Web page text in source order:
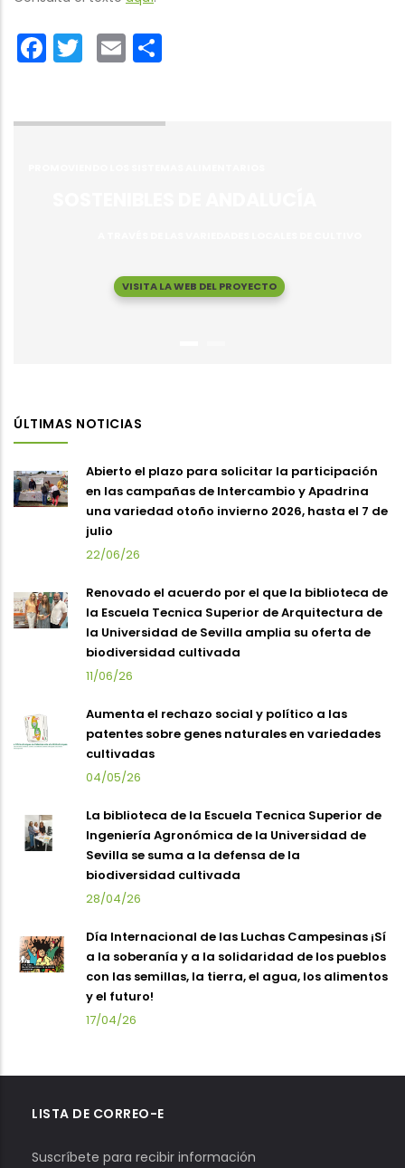
Facebook
Twitter
Email
VISITA LA WEB DEL PROYECTO
ÚLTIMAS NOTICIAS
Abierto el plazo para solicitar la participación
en las campañas de Intercambio y Apadrina
una variedad otoño invierno 2026, hasta el 7 de
julio
22/06/26
Renovado el acuerdo por el que la biblioteca de
la Escuela Tecnica Superior de Arquitectura de
la Universidad de Sevilla amplia su oferta de
biodiversidad cultivada
11/06/26
Aumenta el rechazo social y político a las
patentes sobre genes naturales en variedades
cultivadas
04/05/26
La biblioteca de la Escuela Tecnica Superior de
Ingeniería Agronómica de la Universidad de
Sevilla se suma a la defensa de la
biodiversidad cultivada
28/04/26
Día Internacional de las Luchas Campesinas ¡Sí
a la soberanía y a la solidaridad de los pueblos
con las semillas, la tierra, el agua, los alimentos
y el futuro!
17/04/26
LISTA DE CORREO-E
Suscríbete para recibir información